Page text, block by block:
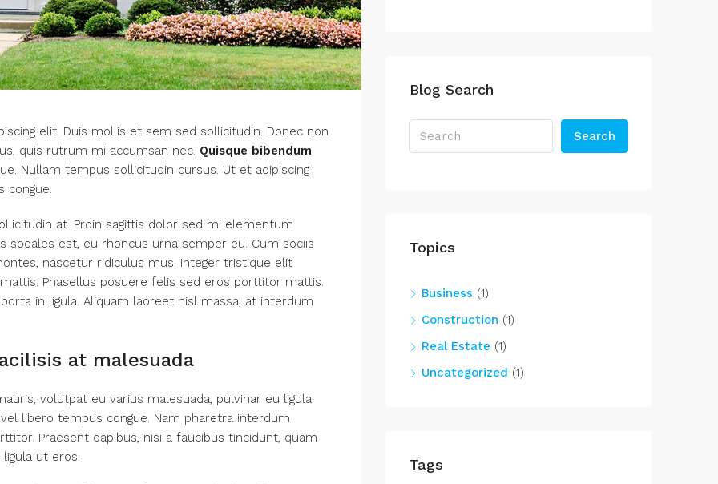
elit. Duis mollis et sem sed sollicitudin. Donec non
quis rutrum mi accumsan nec. Quisque bibendum
Nullam tempus sollicitudin cursus. Ut et adipiscing
congue.
at. Proin sagittis dolor sed mi elementum
sodales est, eu rhoncus urna semper eu. Cum sociis
nascetur ridiculus mus. Integer tristique elit
Phasellus posuere felis sed eros porttitor mattis.
in ligula. Aliquam laoreet nisl massa, at interdum
at malesuada
volutpat eu varius malesuada, pulvinar eu ligula.
libero tempus congue. Nam pharetra interdum
Praesent dapibus, nisi a faucibus tincidunt, quam
ut eros.
Blog Search
Search
Topics
Business (1)
Construction (1)
Real Estate (1)
Uncategorized (1)
Tags